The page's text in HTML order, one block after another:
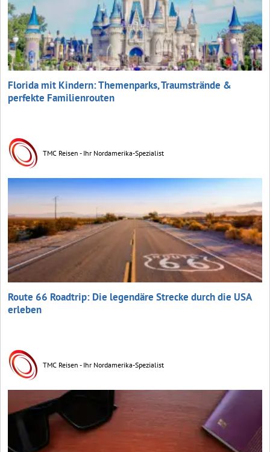
Florida mit Kindern: Themenparks, Traumstrände &
perfekte Familienrouten
TMC Reisen - Ihr Nordamerika-Spezialist
Route 66 Roadtrip: Die legendäre Strecke durch die USA
erleben
TMC Reisen - Ihr Nordamerika-Spezialist